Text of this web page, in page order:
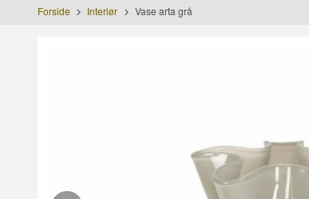
Forside Interiør Vase arta grå